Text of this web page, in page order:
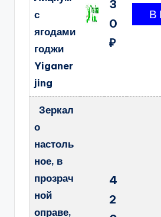
с
ягодами
годжи
Yiganer
jing
3
0
₽
Зеркал
о
настоль
ное, в
прозрач
ной
оправе,
4
2